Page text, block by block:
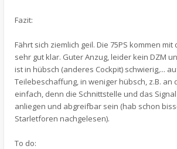
Fazit:
Fährt sich ziemlich geil. Die 75PS kommen
sehr gut klar. Guter Anzug, leider kein DZM
ist in hübsch (anderes Cockpit) schwierig,...
Teilebeschaffung, in weniger hübsch, z.B. an
einfach, denn die Schnittstelle und das
anliegen und abgreifbar sein (hab schon
Starletforen nachgelesen).
To do: